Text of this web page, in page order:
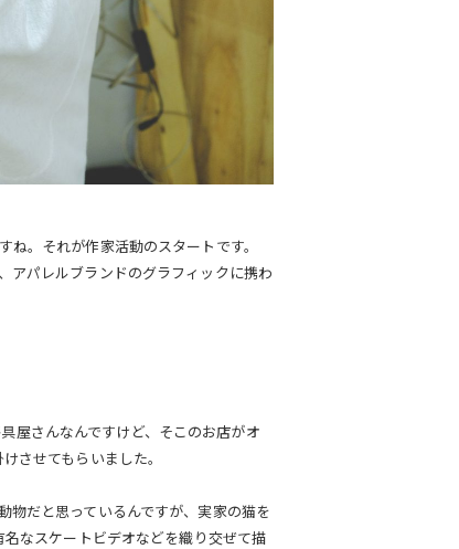
。それが作家活動のスタートです。
アパレルブランドのグラフィックに携わ
屋さんなんですけど、そこのお店がオ
させてもらいました。
物だと思っているんですが、実家の猫を
なスケートビデオなどを織り交ぜて描